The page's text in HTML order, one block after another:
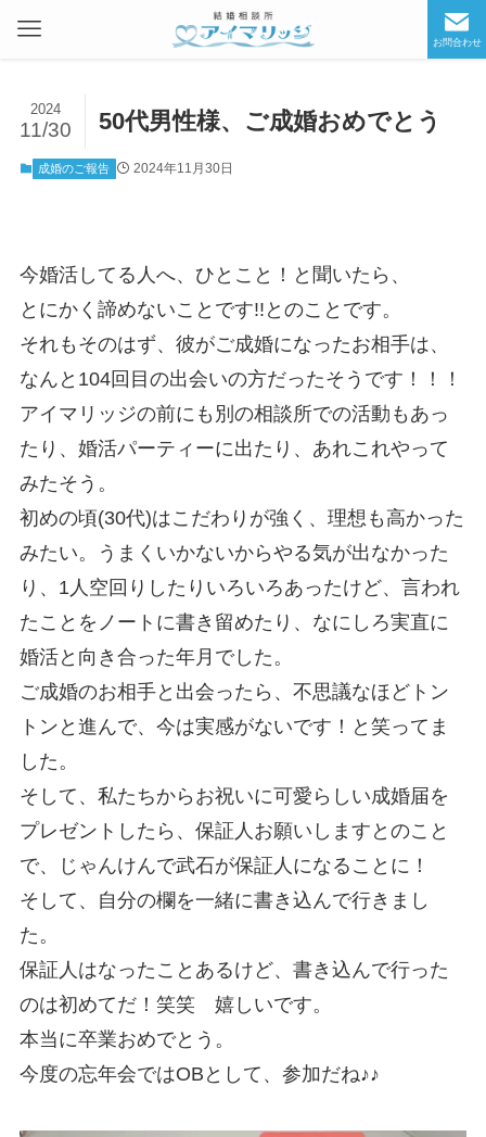
お問合わせ
50代男性様、ご成婚おめでとう
2024
11/30
成婚のご報告 2024年11月30日
今婚活してる人へ、ひとこと！と聞いたら、
とにかく諦めないことです!!とのことです。
それもそのはず、彼がご成婚になったお相手は、
なんと104回目の出会いの方だったそうです！！！
アイマリッジの前にも別の相談所での活動もあっ
たり、婚活パーティーに出たり、あれこれやって
みたそう。
初めの頃(30代)はこだわりが強く、理想も高かった
みたい。うまくいかないからやる気が出なかった
り、1人空回りしたりいろいろあったけど、言われ
たことをノートに書き留めたり、なにしろ実直に
婚活と向き合った年月でした。
ご成婚のお相手と出会ったら、不思議なほどトン
トンと進んで、今は実感がないです！と笑ってま
した。
そして、私たちからお祝いに可愛らしい成婚届を
プレゼントしたら、保証人お願いしますとのこと
で、じゃんけんで武石が保証人になることに！
そして、自分の欄を一緒に書き込んで行きまし
た。
保証人はなったことあるけど、書き込んで行った
のは初めてだ！笑笑 嬉しいです。
本当に卒業おめでとう。
今度の忘年会ではOBとして、参加だね♪♪